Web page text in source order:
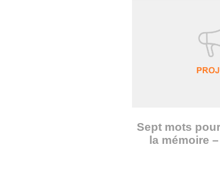
Sept mots
la mémoire